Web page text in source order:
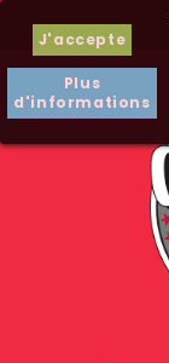
J'accepte
Plus
d'informations